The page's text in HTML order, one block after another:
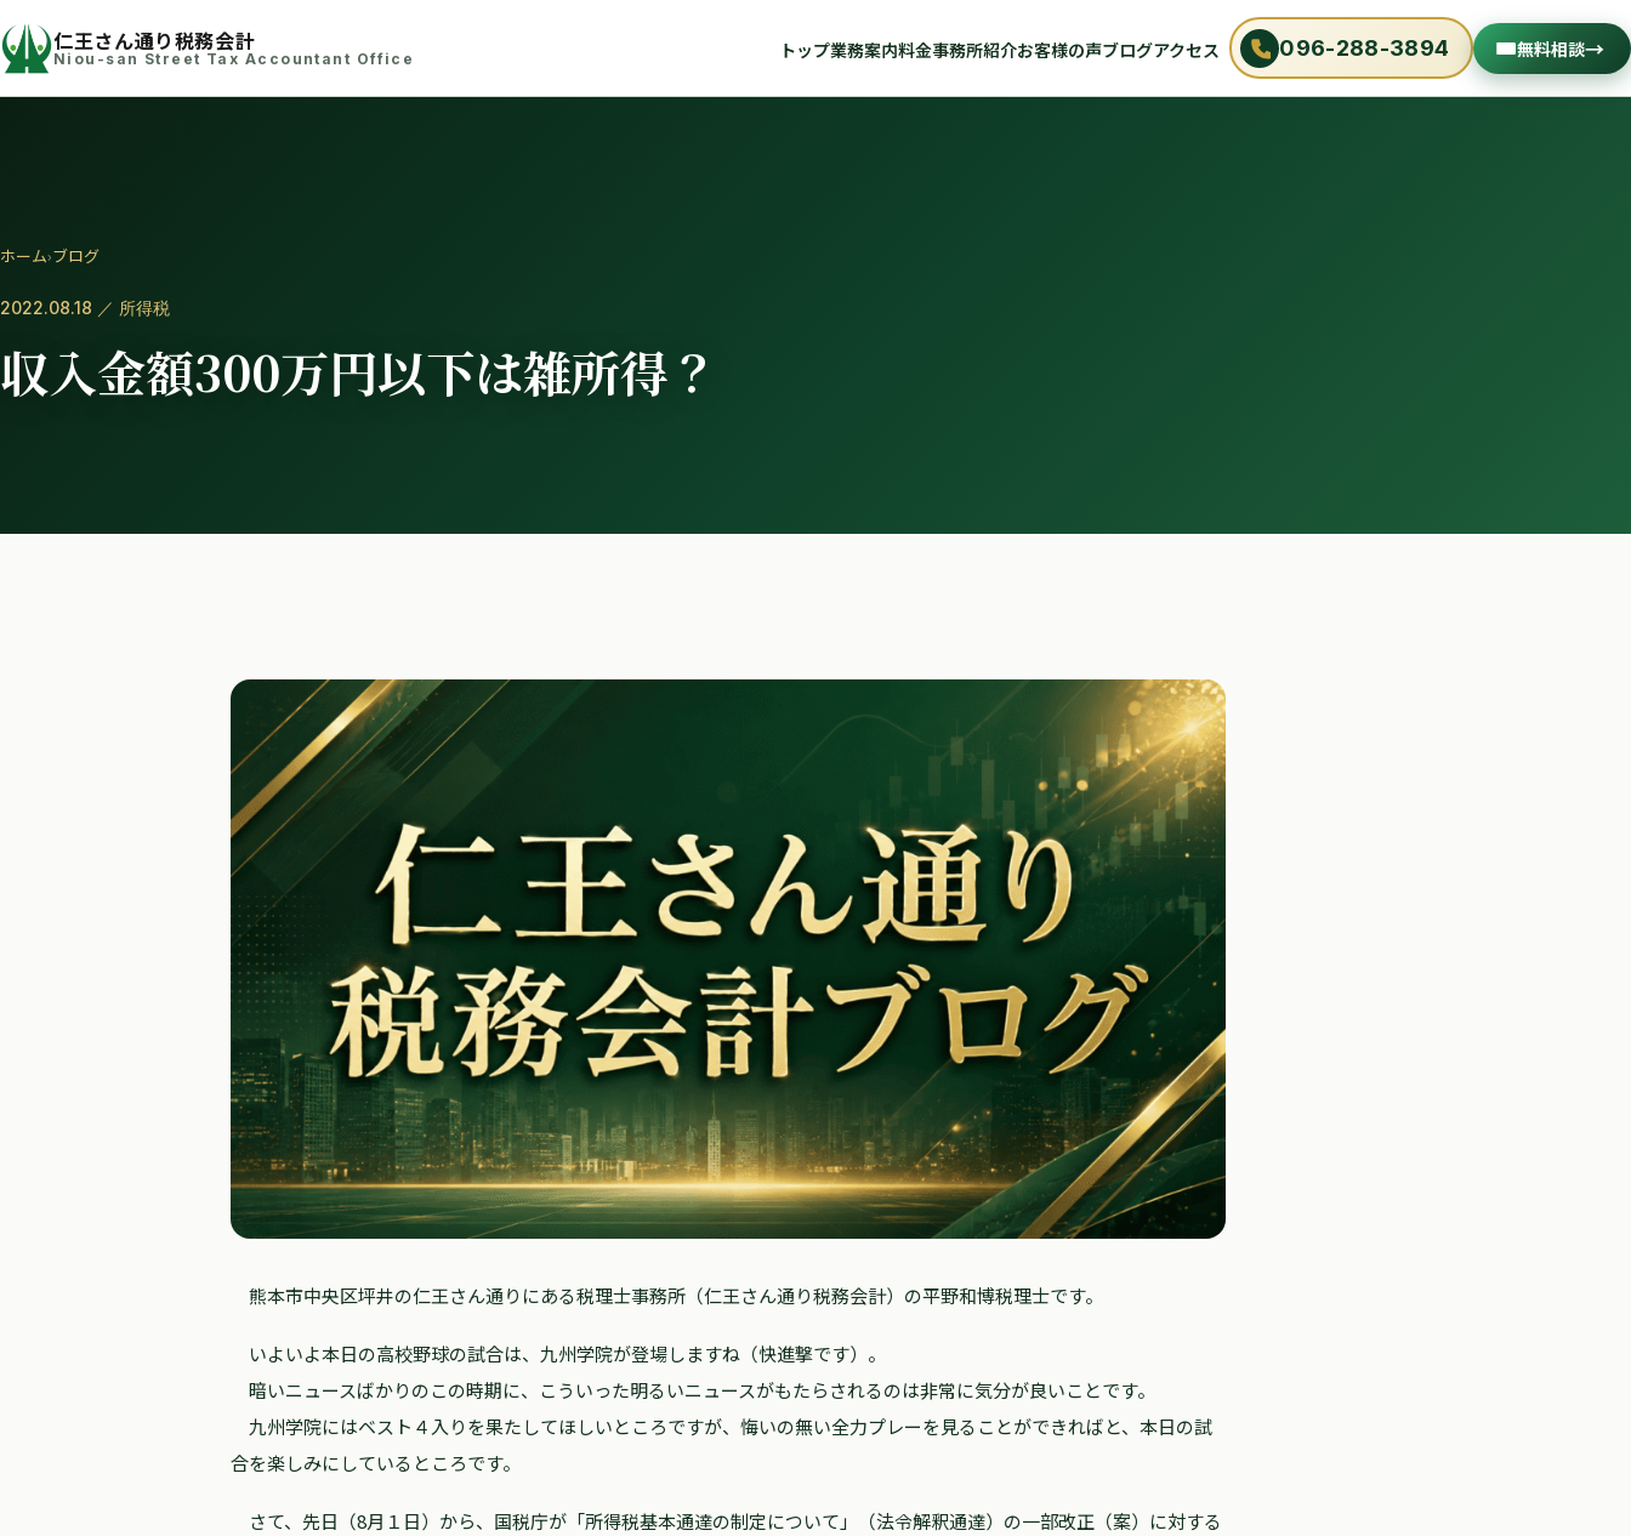
仁王さん通り税務会計
Niou-san Street Tax Accountant Office トップ業務案内料金事務所紹介お客様の声ブログアクセス 096-288-3894 無料相談→
ホーム›ブログ
2022.08.18 ／ 所得税
収入金額300万円以下は雑所得？
熊本市中央区坪井の仁王さん通りにある税理士事務所（仁王さん通り税務会計）の平野和博税理士です。
いよいよ本日の高校野球の試合は、九州学院が登場しますね（快進撃です）。
暗いニュースばかりのこの時期に、こういった明るいニュースがもたらされるのは非常に気分が良いことです。
九州学院にはベスト４入りを果たしてほしいところですが、悔いの無い全力プレーを見ることができればと、本日の試
合を楽しみにしているところです。
さて、先日（8月１日）から、国税庁が「所得税基本通達の制定について」（法令解釈通達）の一部改正（案）に対する